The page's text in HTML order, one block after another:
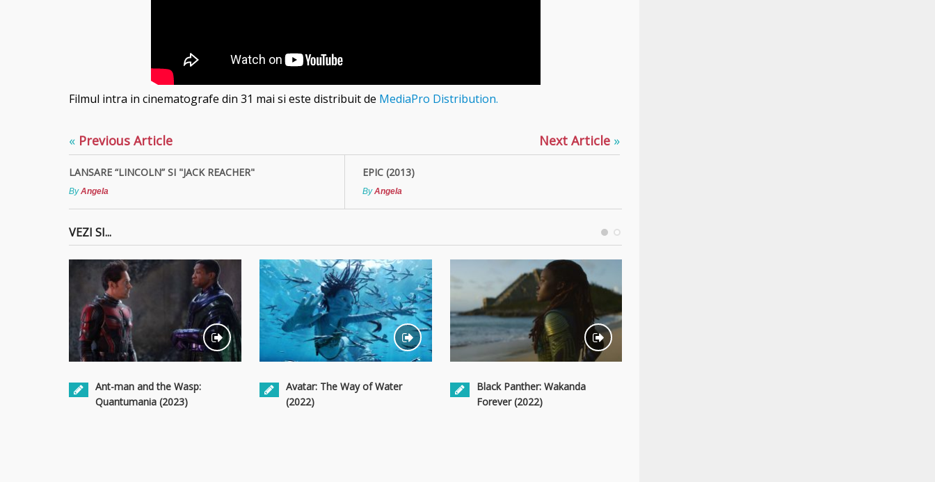
Filmul intra in cinematografe din 31 mai si este distribuit de MediaPro Distribution.
« Previous Article
LANSARE “LINCOLN” SI "JACK REACHER"
ByAngela
Next Article »
EPIC (2013)
ByAngela
VEZI SI...
Ant-man and the Wasp:
Quantumania (2023)
Avatar: The Way of Water
(2022)
Black Panther: Wakanda
Forever (2022)